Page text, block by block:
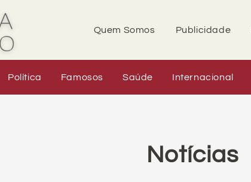
Quem Somos Publicidade
Política Famosos Saúde Internacional
Notícias